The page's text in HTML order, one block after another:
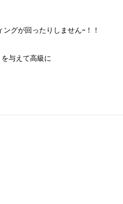
グが回ったりしません~！！
与えて高級に